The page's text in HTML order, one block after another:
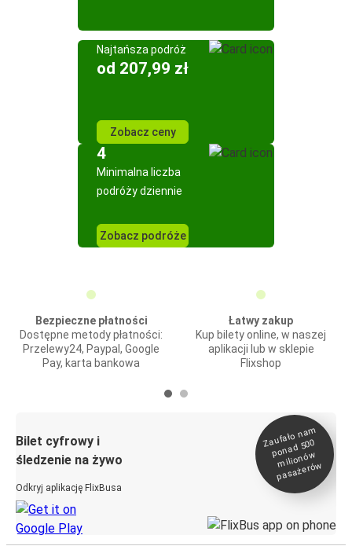
Najtańsza podróż
od 207,99 zł
Zobacz ceny
4
Minimalna liczba
podróży dziennie
Zobacz podróże
Bezpieczne płatności
Dostępne metody płatności:
Przelewy24, Paypal, Google
Pay, karta bankowa
Łatwy zakup
Kup bilety online, w naszej
aplikacji lub w sklepie
Flixshop
Bilet cyfrowy i
śledzenie na żywo
Odkryj aplikację FlixBusa
Zaufało na
m
ponad 500
milionó
w
pasażeró
w